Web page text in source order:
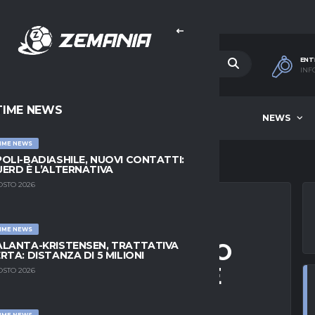
NEWS
NEWS
NEWS
BADIASHILE, NUOVI CONTATTI:
È L’ALTERNATIVA
2026
NEWS
KRISTENSEN, TRATTATIVA
DISTANZA DI 5 MILIONI
2026
AL RINNOVO
IMMINENTE